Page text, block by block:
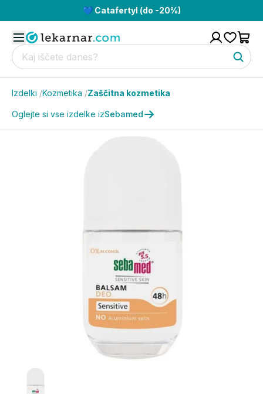
💙 Catafertyl (do -20%)
Izdelki /Kozmetika /Zaščitna kozmetika
Oglejte si vse izdelke izSebamed